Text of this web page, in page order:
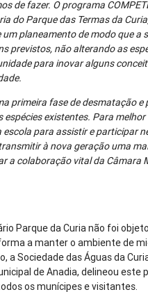
de fazer. O programa
do Parque das Termas da
planeamento de modo que a
previstos, não alterando as
para inovar alguns
primeira fase de desmatação e
existentes. Para
para assistir e participar
à nova geração uma
a colaboração vital da Câmara
Parque da Curia não foi
a manter o ambiente de
a Sociedade das Águas da
de Anadia, delineou este
os munícipes e visitantes.